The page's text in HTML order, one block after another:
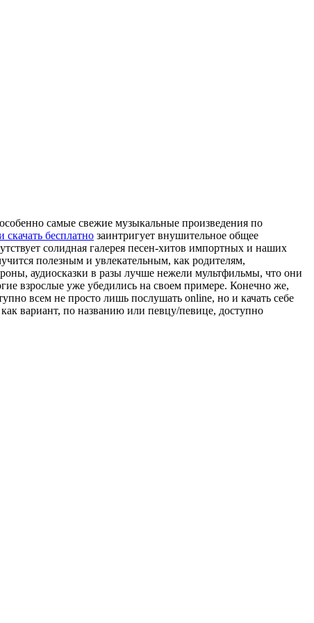
самые свежие музыкальные произведения по
бесплатно заинтригует внушительное общее
солидная галерея песен-хитов импортных и наших
полезным и увлекательным, как родителям,
аудиосказки в разы лучше нежели мультфильмы, что они
взрослые уже убедились на своем примере. Конечно же,
всем не просто лишь послушать online, но и качать себе
вариант, по названию или певцу/певице, доступно